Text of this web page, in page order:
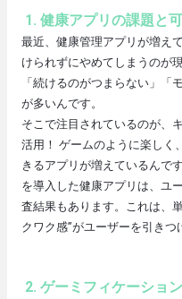
1. 健康アプリの課題と
最近、健康管理アプリが増え
けられずにやめてしまうのが
「続けるのがつまらない」「
が多いんです。
そこで注目されているのが、
活用！ ゲームのように楽しく
きるアプリが増えているんで
を導入した健康アプリは、ユ
査結果もあります。これは、
クワク感”がユーザーを引きつ
2. ゲーミフィケーショ